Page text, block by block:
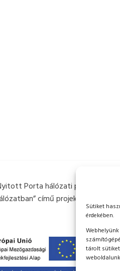
Sütiket
érdekében.
tárolt
Porta hálózati projektek
című projekt keretében